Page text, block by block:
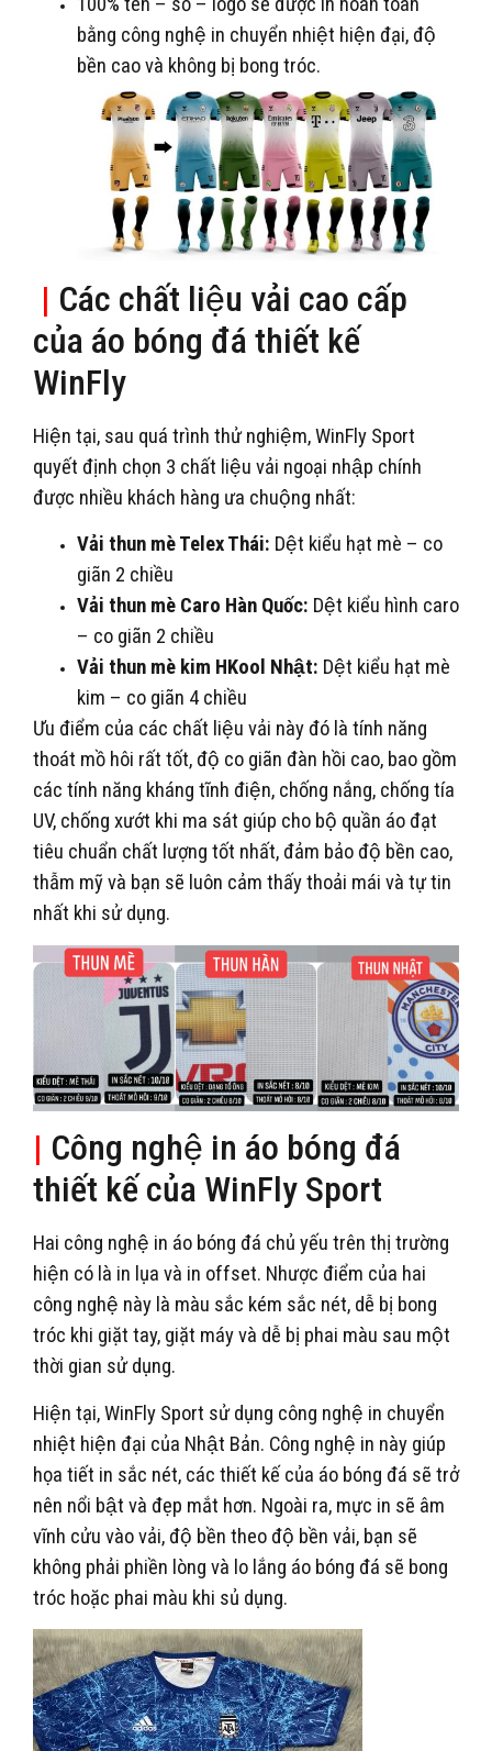
bằng công nghệ in chuyển nhiệt hiện đại, độ
bền cao và không bị bong tróc.
| Các chất liệu vải cao cấp
của áo bóng đá thiết kế
WinFly
Hiện tại, sau quá trình thử nghiệm, WinFly Sport
quyết định chọn 3 chất liệu vải ngoại nhập chính
được nhiều khách hàng ưa chuộng nhất:
Vải thun mè Telex Thái: Dệt kiểu hạt mè – co
giãn 2 chiều
Vải thun mè Caro Hàn Quốc: Dệt kiểu hình caro
– co giãn 2 chiều
Vải thun mè kim HKool Nhật: Dệt kiểu hạt mè
kim – co giãn 4 chiều
Ưu điểm của các chất liệu vải này đó là tính năng
thoát mồ hôi rất tốt, độ co giãn đàn hồi cao, bao gồm
các tính năng kháng tĩnh điện, chống nắng, chống tía
UV, chống xướt khi ma sát giúp cho bộ quần áo đạt
tiêu chuẩn chất lượng tốt nhất, đảm bảo độ bền cao,
thẫm mỹ và bạn sẽ luôn cảm thấy thoải mái và tự tin
nhất khi sử dụng.
| Công nghệ in áo bóng đá
thiết kế của WinFly Sport
Hai công nghệ in áo bóng đá chủ yếu trên thị trường
hiện có là in lụa và in offset. Nhược điểm của hai
công nghệ này là màu sắc kém sắc nét, dễ bị bong
tróc khi giặt tay, giặt máy và dễ bị phai màu sau một
thời gian sử dụng.
Hiện tại, WinFly Sport sử dụng công nghệ in chuyển
nhiệt hiện đại của Nhật Bản. Công nghệ in này giúp
họa tiết in sắc nét, các thiết kế của áo bóng đá sẽ trở
nên nổi bật và đẹp mắt hơn. Ngoài ra, mực in sẽ âm
vĩnh cửu vào vải, độ bền theo độ bền vải, bạn sẽ
không phải phiền lòng và lo lắng áo bóng đá sẽ bong
tróc hoặc phai màu khi sủ dụng.